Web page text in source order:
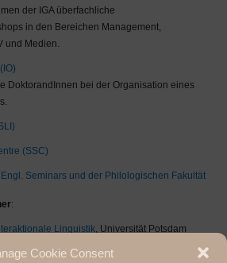
Cookie Consent
der IGA überfachliche
in den Bereichen Management,
und Medien.
DoktorandInnen bei der Organisation eines
(SSC)
Seminars und der Philologischen Fakultät
:
Linguistik, Universität Potsdam